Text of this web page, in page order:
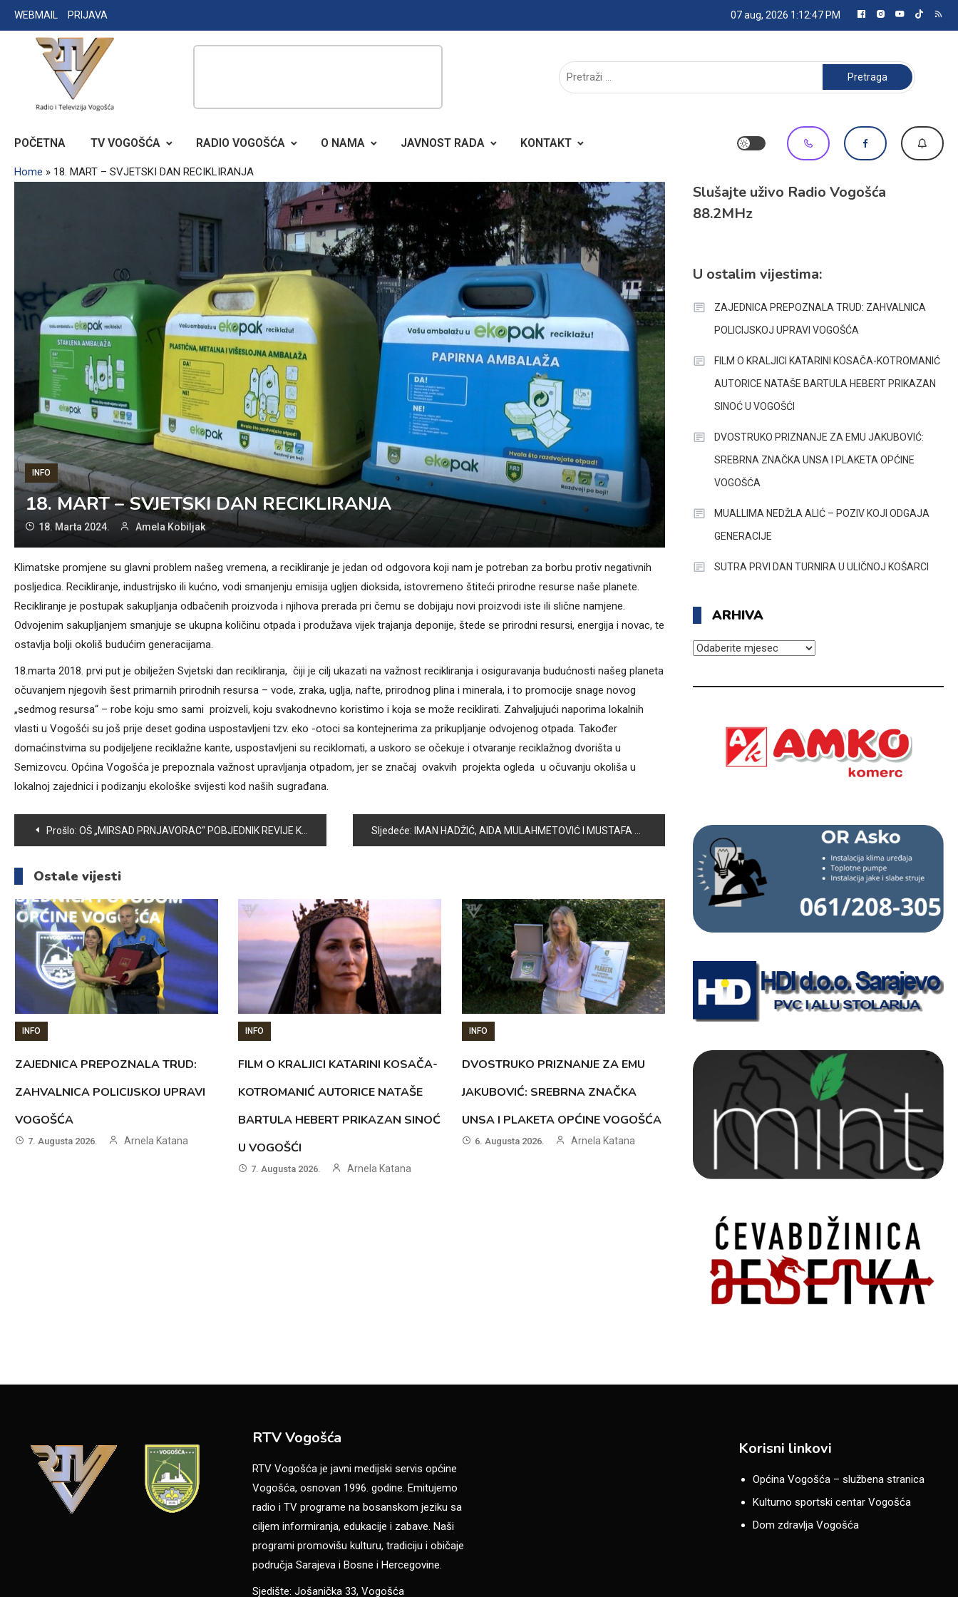
Skip
to
WEBMAIL PRIJAVA 07 aug, 2026 1:12:48 PM
RADIO TELEVIZIJA VOGOŠĆA
Pretraga:
POČETNA TV VOGOŠĆA RADIO VOGOŠĆA O NAMA JAVNOST RADA KONTAKT
Home » 18. MART – SVJETSKI DAN RECIKLIRANJA
INFO
18. MART – SVJETSKI DAN RECIKLIRANJA
18. Marta 2024. Amela Kobiljak
Klimatske promjene su glavni problem našeg vremena, a recikliranje je jedan od odgovora koji nam je potreban za borbu protiv negativnih
posljedica. Recikliranje, industrijsko ili kućno, vodi smanjenju emisija ugljen dioksida, istovremeno štiteći prirodne resurse naše planete.
Recikliranje je postupak sakupljanja odbačenih proizvoda i njihova prerada pri čemu se dobijaju novi proizvodi iste ili slične namjene.
Odvojenim sakupljanjem smanjuje se ukupna količinu otpada i produžava vijek trajanja deponije, štede se prirodni resursi, energija i novac, te
ostavlja bolji okoliš budućim generacijama.
18.marta 2018. prvi put je obilježen Svjetski dan recikliranja, čiji je cilj ukazati na važnost recikliranja i osiguravanja budućnosti našeg planeta
očuvanjem njegovih šest primarnih prirodnih resursa – vode, zraka, uglja, nafte, prirodnog plina i minerala, i to promocije snage novog
„sedmog resursa“ – robe koju smo sami proizveli, koju svakodnevno koristimo i koja se može reciklirati. Zahvaljujući naporima lokalnih
vlasti u Vogošći su još prije deset godina uspostavljeni tzv. eko -otoci sa kontejnerima za prikupljanje odvojenog otpada. Također
domaćinstvima su podijeljene reciklažne kante, uspostavljeni su reciklomati, a uskoro se očekuje i otvaranje reciklažnog dvorišta u
Semizovcu. Općina Vogošća je prepoznala važnost upravljanja otpadom, jer se značaj ovakvih projekta ogleda u očuvanju okoliša u
lokalnoj zajednici i podizanju ekološke svijesti kod naših sugrađana.
Navigacija
članaka
Prošlo: OŠ „MIRSAD PRNJAVORAC“ POBJEDNIK REVIJE KULTURNO-UMJETNIČKOG STVARALAŠTVA UČENIKA OSNOVNIH ŠKOLA Sljedeće: IMAN HADŽIĆ, AIDA MULAHMETOVIĆ I MUSTAFA AL DOKHI NAJBOLJI NA OPĆINSKOM TAKMIČENJU IZ GEOGRAFIJE
Ostale vijesti
INFO
ZAJEDNICA PREPOZNALA TRUD:
ZAHVALNICA POLICIJSKOJ UPRAVI
VOGOŠĆA
7. Augusta 2026. Arnela Katana
INFO
FILM O KRALJICI KATARINI KOSAČA-
KOTROMANIĆ AUTORICE NATAŠE
BARTULA HEBERT PRIKAZAN SINOĆ
U VOGOŠĆI
7. Augusta 2026. Arnela Katana
INFO
DVOSTRUKO PRIZNANJE ZA EMU
JAKUBOVIĆ: SREBRNA ZNAČKA
UNSA I PLAKETA OPĆINE VOGOŠĆA
6. Augusta 2026. Arnela Katana
Slušajte uživo Radio Vogošća
88.2MHz
U ostalim vijestima:
ZAJEDNICA PREPOZNALA TRUD: ZAHVALNICA
POLICIJSKOJ UPRAVI VOGOŠĆA
FILM O KRALJICI KATARINI KOSAČA-KOTROMANIĆ
AUTORICE NATAŠE BARTULA HEBERT PRIKAZAN
SINOĆ U VOGOŠĆI
DVOSTRUKO PRIZNANJE ZA EMU JAKUBOVIĆ:
SREBRNA ZNAČKA UNSA I PLAKETA OPĆINE
VOGOŠĆA
MUALLIMA NEDŽLA ALIĆ – POZIV KOJI ODGAJA
GENERACIJE
SUTRA PRVI DAN TURNIRA U ULIČNOJ KOŠARCI
ARHIVA
ARHIVA
RTV Vogošća
RTV Vogošća je javni medijski servis općine
Vogošća, osnovan 1996. godine. Emitujemo
radio i TV programe na bosanskom jeziku sa
ciljem informiranja, edukacije i zabave. Naši
programi promovišu kulturu, tradiciju i običaje
područja Sarajeva i Bosne i Hercegovine.
Sjedište: Jošanička 33, Vogošća
Korisni linkovi
Općina Vogošća – službena stranica
Kulturno sportski centar Vogošća
Dom zdravlja Vogošća